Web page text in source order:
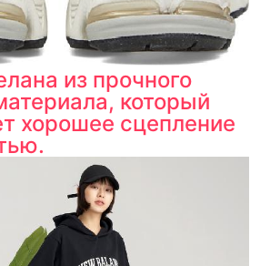
из прочного
который
хорошее сцепление